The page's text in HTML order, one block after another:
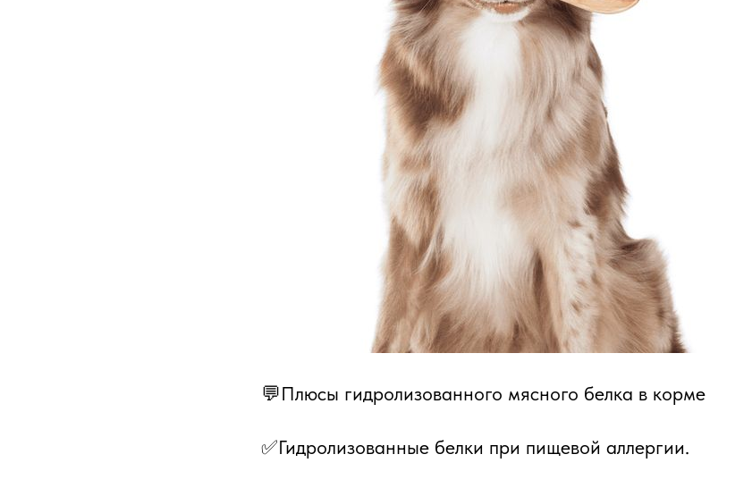
💬Плюсы гидролизованного мясного белка в корме
✅Гидролизованные белки при пищевой аллергии.